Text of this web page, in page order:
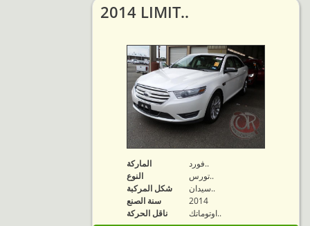
2014 LIMIT..
الماركة
فورد..
النوع
تورس..
شكل المركبة
سيدان..
سنة الصنع
2014
ناقل الحركة
اوتوماتك..